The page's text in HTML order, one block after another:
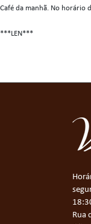
Café da manhã. No horário
***LEN***
Rua